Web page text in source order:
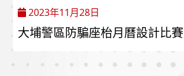
2023年11月28日
大埔警區防騙座枱月曆設計比賽